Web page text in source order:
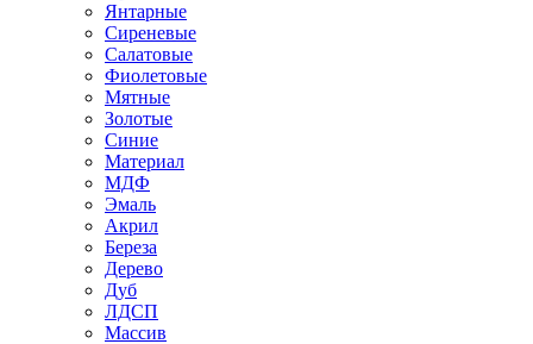
Янтарные
Сиреневые
Салатовые
Фиолетовые
Мятные
Золотые
Синие
Материал
МДФ
Эмаль
Акрил
Береза
Дерево
Дуб
ЛДСП
Массив